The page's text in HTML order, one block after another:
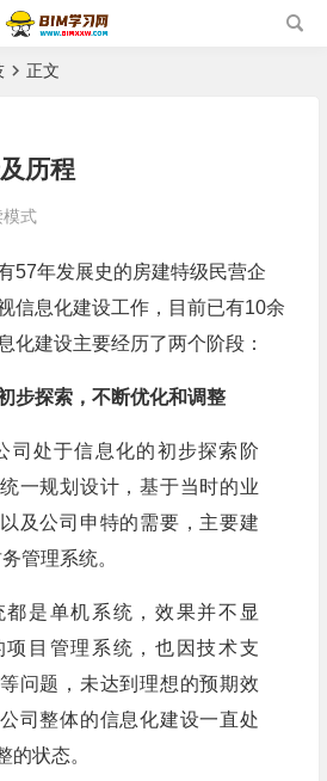
正文
历程
模式
57年发展史的房建特级民营企
信息化建设工作，目前已有10余
化建设主要经历了两个阶段：
步探索，不断优化和调整
司处于信息化的初步探索阶
一规划设计，基于当时的业
及公司申特的需要，主要建
管理系统。
都是单机系统，效果并不显
项目管理系统，也因技术支
问题，未达到理想的预期效
司整体的信息化建设一直处
的状态。